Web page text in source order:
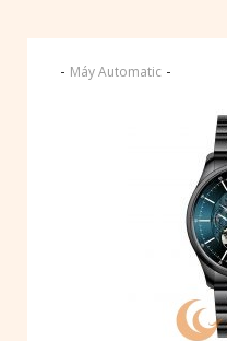
- Máy Automatic -